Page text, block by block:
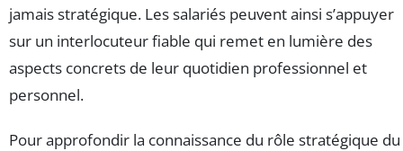
jamais stratégique. Les salariés peuvent ainsi s’appuyer
sur un interlocuteur fiable qui remet en lumière des
aspects concrets de leur quotidien professionnel et
personnel.
Pour approfondir la connaissance du rôle stratégique du